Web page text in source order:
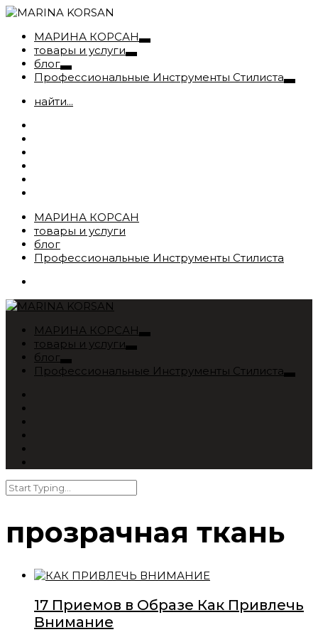
МАРИНА КОРСАН
товары и услуги
блог
Профессиональные Инструменты Стилиста
найти...
МАРИНА КОРСАН
товары и услуги
блог
Профессиональные Инструменты Стилиста
МАРИНА КОРСАН
товары и услуги
блог
Профессиональные Инструменты Стилиста
прозрачная ткань
17 Приемов в Образе Как Привлечь
Внимание